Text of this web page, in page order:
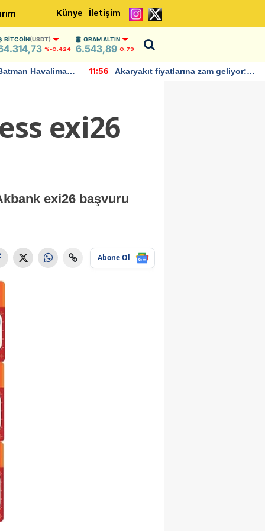
Künye İletişim
BITCOIN(USDT)
%-0.424
GRAM ALTIN
6.543,89 0,79
Havalimanı
11:56
Akaryakıt fiyatlarına zam geliyor:
exi26
exi26 başvuru
Abone Ol